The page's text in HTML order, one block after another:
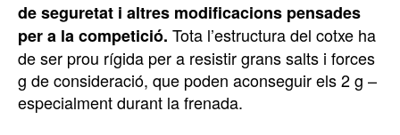
de seguretat i altres modificacions pensades
per a la competició. Tota l’estructura del cotxe ha
de ser prou rígida per a resistir grans salts i forces
g de consideració, que poden aconseguir els 2 g –
especialment durant la frenada.